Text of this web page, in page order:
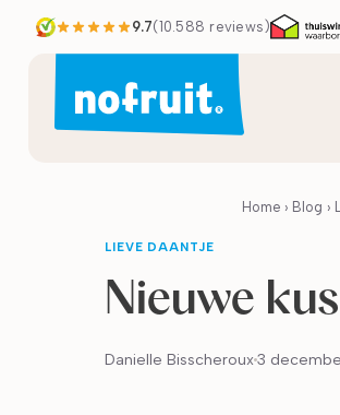
9.7(10.588 reviews)
Home › Blog ›
LIEVE DAANTJE
Nieuwe
Danielle Bisscheroux3